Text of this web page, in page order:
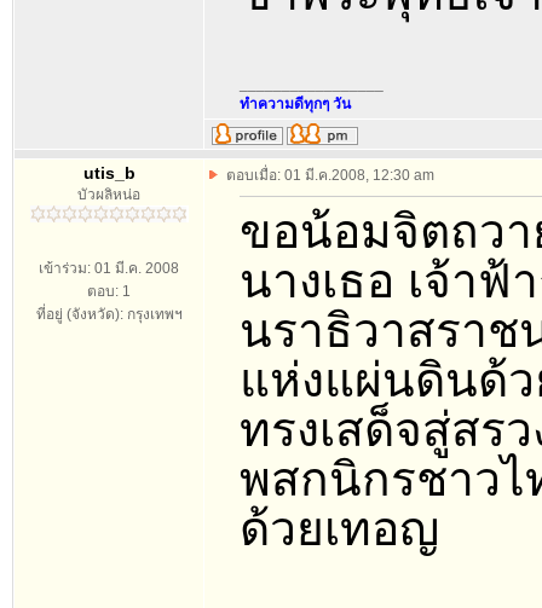
ทำความดีทุกๆ วัน
utis_b
บัวผลิหน่อ
เข้าร่วม: 01 มี.ค. 2008
ตอบ: 1
ที่อยู่ (จังหวัด): กรุงเทพฯ
ตอบเมื่อ: 01 มี.ค.2008, 12:30 am
ขอน้อมจิตถวา
นางเธอ เจ้า
นราธิวาสรา
แห่งแผ่นดินด้
ทรงเสด็จสู่สร
พสกนิกรชาว
ด้วยเทอญ